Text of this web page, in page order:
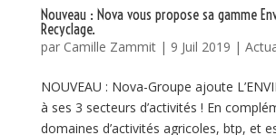
Nouveau : Nova vous propose sa gamme
Recyclage.
par Camille Zammit| 9 Juil 2019 |
NOUVEAU : Nova-Groupe ajoute
à ses 3 secteurs d’activités ! En
domaines d’activités agricoles, btp, et